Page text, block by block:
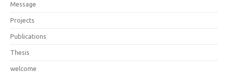
Message
Projects
Publications
Thesis
welcome